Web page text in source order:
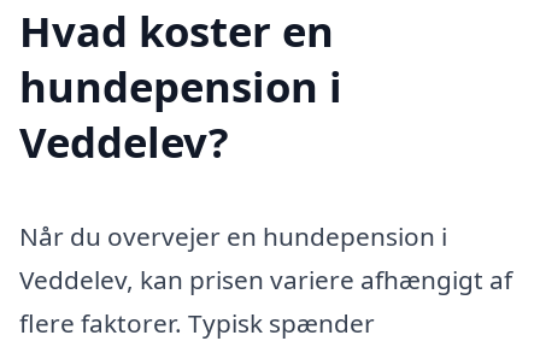
Hvad koster en
hundepension i
Veddelev?
Når du overvejer en hundepension i
Veddelev, kan prisen variere afhængigt af
flere faktorer. Typisk spænder